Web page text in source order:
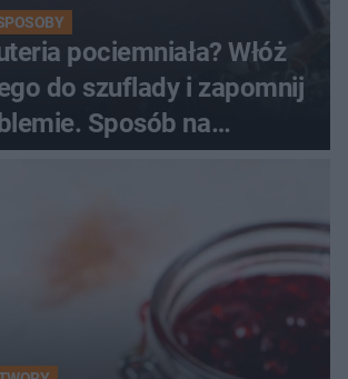
pociemniała? Włóż
do szuflady i zapomnij
Sposób na
biżuterię